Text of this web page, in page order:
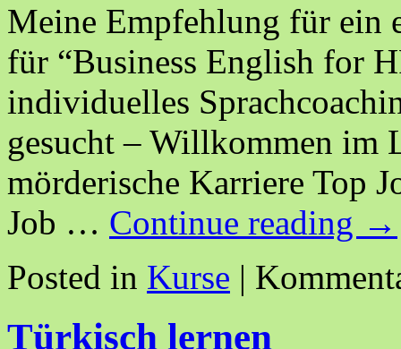
Meine Empfehlung für ein
für “Business English for
individuelles
gesucht – Willkommen im
mörderische Karriere Top
Job … Continue reading →
Posted in Kurse |
Türkisch lernen